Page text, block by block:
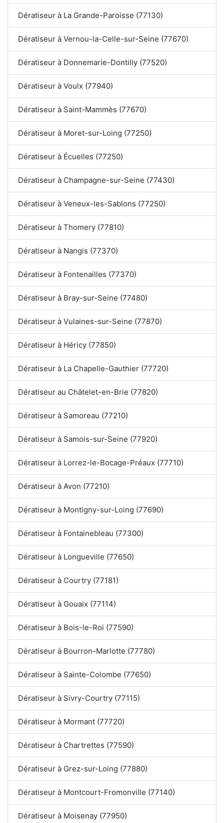
Dératiseur à La Grande-Paroisse (77130)
Dératiseur à Vernou-la-Celle-sur-Seine (77670)
Dératiseur à Donnemarie-Dontilly (77520)
Dératiseur à Voulx (77940)
Dératiseur à Saint-Mammès (77670)
Dératiseur à Moret-sur-Loing (77250)
Dératiseur à Écuelles (77250)
Dératiseur à Champagne-sur-Seine (77430)
Dératiseur à Veneux-les-Sablons (77250)
Dératiseur à Thomery (77810)
Dératiseur à Nangis (77370)
Dératiseur à Fontenailles (77370)
Dératiseur à Bray-sur-Seine (77480)
Dératiseur à Vulaines-sur-Seine (77870)
Dératiseur à Héricy (77850)
Dératiseur à La Chapelle-Gauthier (77720)
Dératiseur au Châtelet-en-Brie (77820)
Dératiseur à Samoreau (77210)
Dératiseur à Samois-sur-Seine (77920)
Dératiseur à Lorrez-le-Bocage-Préaux (77710)
Dératiseur à Avon (77210)
Dératiseur à Montigny-sur-Loing (77690)
Dératiseur à Fontainebleau (77300)
Dératiseur à Longueville (77650)
Dératiseur à Courtry (77181)
Dératiseur à Gouaix (77114)
Dératiseur à Bois-le-Roi (77590)
Dératiseur à Bourron-Marlotte (77780)
Dératiseur à Sainte-Colombe (77650)
Dératiseur à Sivry-Courtry (77115)
Dératiseur à Mormant (77720)
Dératiseur à Chartrettes (77590)
Dératiseur à Grez-sur-Loing (77880)
Dératiseur à Montcourt-Fromonville (77140)
Dératiseur à Moisenay (77950)